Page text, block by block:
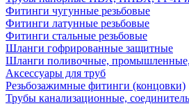
Фитинги чугунные резьбовые
Фитинги латунные резьбовые
Фитинги стальные резьбовые
Шланги гофрированные защитные
Шланги поливочные,
Аксессуары для труб
Резьбозажимные фитинги (концовки)
Трубы канализационные,